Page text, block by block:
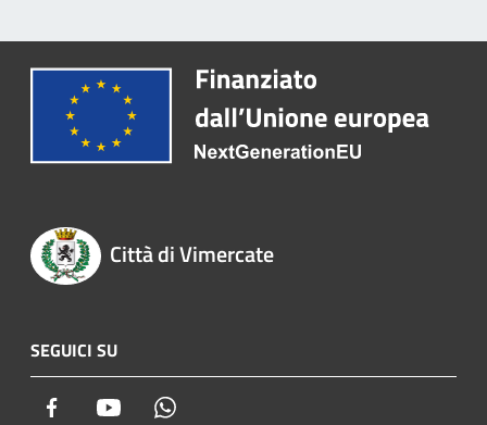
Città di Vimercate
SEGUICI SU
Facebook Youtube